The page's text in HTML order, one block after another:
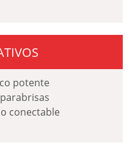
potente
conectable